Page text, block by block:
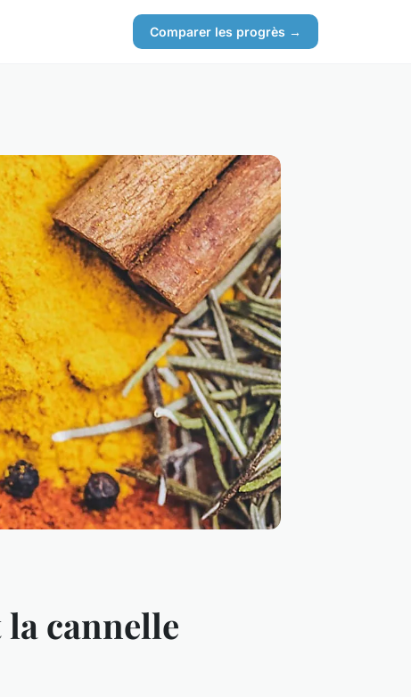
Comparer les progrès →
cannelle